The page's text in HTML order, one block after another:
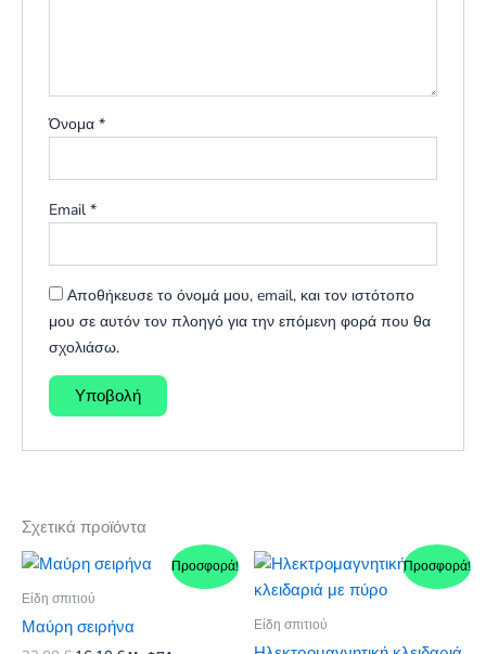
Όνομα*
Email*
Αποθήκευσε το όνομά μου, email, και τον ιστότοπο
μου σε αυτόν τον πλοηγό για την επόμενη φορά που θα
σχολιάσω.
Σχετικά προϊόντα
Προσφορά!
Είδη σπιτιού
Μαύρη σειρήνα
Προσφορά!
Είδη σπιτιού